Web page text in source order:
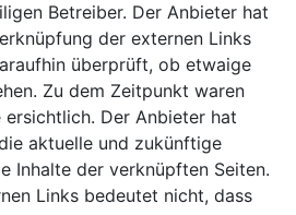
Betreiber. Der Anbieter hat
der externen Links
überprüft, ob etwaige
Zu dem Zeitpunkt waren
Der Anbieter hat
aktuelle und zukünftige
Inhalte der verknüpften Seiten.
Links bedeutet nicht, dass